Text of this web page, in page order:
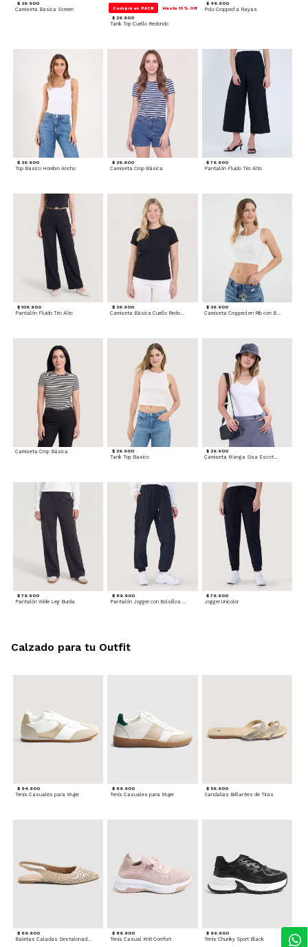
$ 39.900
Camiseta Basica Screen Compra en PACK Hasta 15% Off
$ 29.900
Tank Top Cuello Redondo
$ 49.900
Polo Cropped a Rayas
$ 39.900
Top Basico Hombro Ancho
$ 39.900
Camiseta Crop Básica
$ 79.900
Pantalón Fluido Tiro Alto
$ 109.900
Pantalón Fluido Tiro Alto
$ 39.900
Camiseta Básica Cuello Redondo
$ 39.900
Camiseta Crop Básica $ 29.900
Tank Top Basico
$ 29.900
Camiseta Manga Sisa Escotada
$ 79.900
Pantalón Wide Leg Burda
$ 89.900
Pantalón Jogger con Bolsillos Cargo
$ 79.900
Jogger Unicolor
$ 94.900
Tenis Casuales para Mujer
$ 89.900
Tenis Casuales para Mujer
$ 59.900
Sandalias Brillantes de Tiras
$ 69.900
Baletas Caladas Destalonadas
$ 89.900
Tenis Casual Knit Comfort
$ 99.900
Tenis Chunky Sport Black
Calzado para tu Outfit